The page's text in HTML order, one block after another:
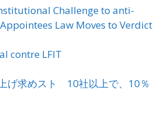
Challenge to anti-
Law Moves to Verdict
contre LFIT
げ求めスト 10社以上で、10％